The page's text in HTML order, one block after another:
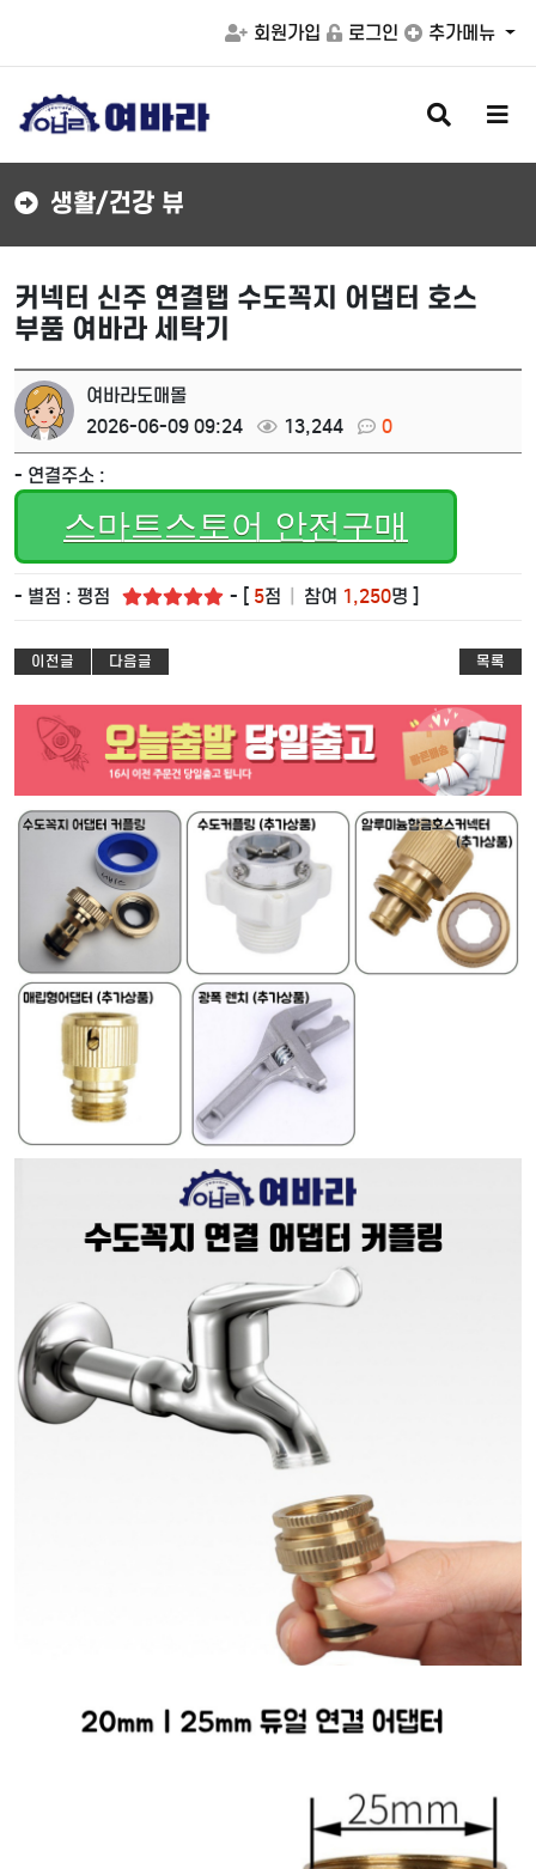
회원가입 로그인 추가메뉴
검
색
버
메
버
생활/건강 뷰
커넥터 신주 연결탭 수도꼭지 어댑터 호스
부품 여바라 세탁기
여바라도매몰
2026-06-09 09:24
13,244 0
- 연결주소 :
스마트스토어 안전구매
- 별점 : 평점 - [ 5점 참여 1,250명 ]
이전글 다음글 목록